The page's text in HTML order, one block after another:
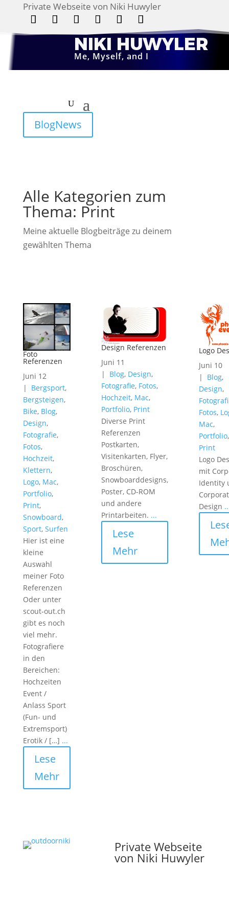
Private Webseite von Niki Huwyler
Folgen
NIKI HUWYLER
Me, Myself, and I
BlogNews
Alle Kategorien zum
Thema: Print
Meine aktuelle Blogbeiträge zu deinem
gewählten Thema
Foto
Referenzen
Juni 12
| Bergsport,
Bergsteigen,
Bike, Blog,
Design,
Fotografie,
Fotos,
Hochzeit,
Klettern,
Logo, Mac,
Portfolio,
Print,
Snowboard,
Sport, Surfen
Hier ist eine
kleine
Auswahl
meiner Foto
Referenzen
Oder unter
scout-out.ch
gibt es noch
viel mehr.
Fotografiere
in den
Bereichen:
Hochzeiten
Event /
Anlass Sport
(Fun- und
Extremsport)
Erotik / […] ...
Lese
Mehr
Design Referenzen
Juni 11
| Blog, Design,
Fotografie, Fotos,
Hochzeit, Mac,
Portfolio, Print
Diverse Print
Referenzen
Postkarten,
Visitenkarten, Flyer,
Broschüren,
Snowboarddesigns,
Poster, CD-ROM
und andere
Printarbeiten. ...
Lese
Mehr
Logo
Juni 10
| Blog,
Design,
Fotos,
Mac,
Portfolio,
Print
Logo
mit
Identity
Design
Private Webseite
von Niki Huwyler